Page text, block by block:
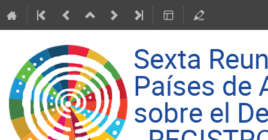
Sexta
Países de
sobre el